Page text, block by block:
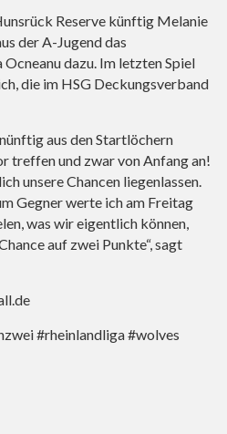
Reserve künftig Melanie
der A-Jugend das
dazu. Im letzten Spiel
die im HSG Deckungsverband
aus den Startlöchern
treffen und zwar von Anfang an!
unsere Chancen liegenlassen.
Gegner werte ich am Freitag
was wir eigentlich können,
auf zwei Punkte“, sagt
#rheinlandliga #wolves